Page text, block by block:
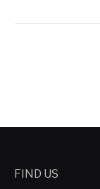
FIND US